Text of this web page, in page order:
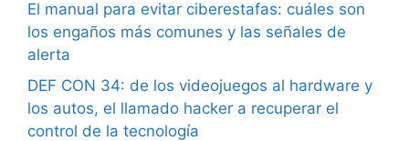
El manual para evitar ciberestafas: cuáles son
los engaños más comunes y las señales de
alerta
DEF CON 34: de los videojuegos al hardware y
los autos, el llamado hacker a recuperar el
control de la tecnología